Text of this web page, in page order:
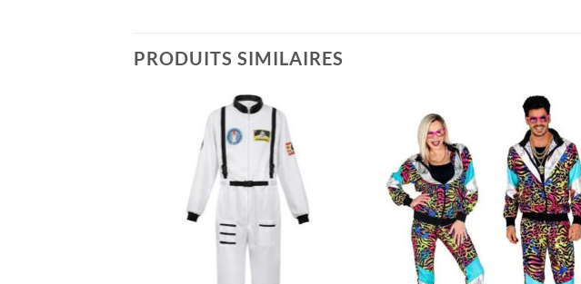
PRODUITS SIMILAIRES